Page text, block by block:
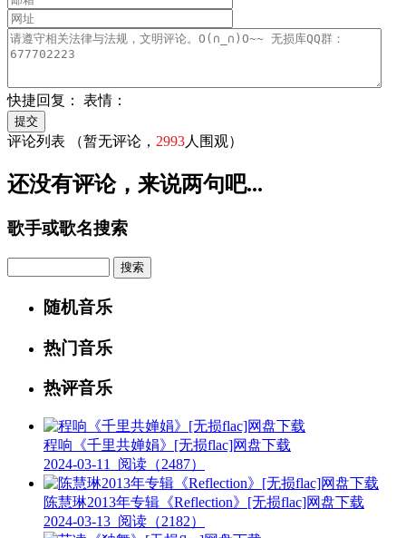
快捷回复： 表情：
评论列表 （暂无评论， 2993人围观）
还没有评论，来说两句吧...
歌手或歌名搜索
随机音乐
热门音乐
热评音乐
程响《千里共婵娟》[无损flac]网盘下载
2024-03-11
阅读（2487）
陈慧琳2013年专辑《Reflection》[无损flac]网盘下载
2024-03-13 阅读（2182）